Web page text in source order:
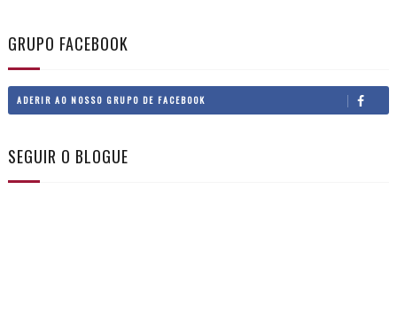
GRUPO FACEBOOK
ADERIR AO NOSSO GRUPO DE FACEBOOK
SEGUIR O BLOGUE